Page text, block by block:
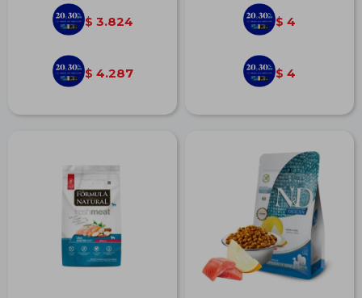
$ 3.824
$ 4.287
$ 4
$ 4